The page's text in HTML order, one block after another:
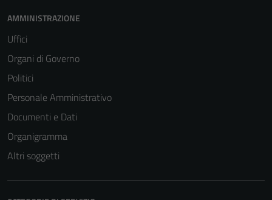
AMMINISTRAZIONE
Uffici
Organi di Governo
Politici
Personale Amministrativo
Documenti e Dati
Organigramma
Altri soggetti